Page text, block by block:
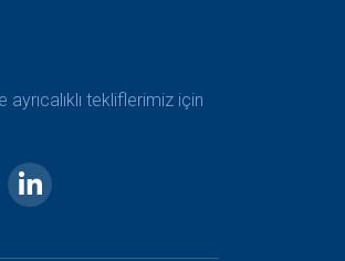
ayrıcalıklı tekliflerimiz için